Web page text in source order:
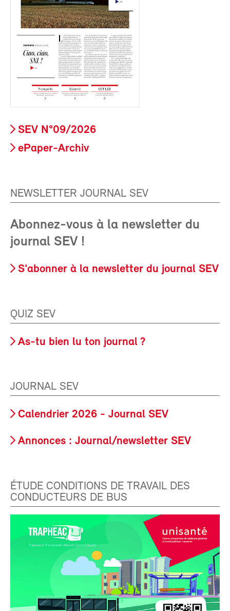
SEV N°09/2026
ePaper-Archiv
NEWSLETTER JOURNAL SEV
Abonnez-vous à la newsletter du
journal SEV !
S'abonner à la newsletter du journal SEV
QUIZ SEV
As-tu bien lu ton journal ?
JOURNAL SEV
Calendrier 2026 - Journal SEV
Annonces : Journal/newsletter SEV
ÉTUDE CONDITIONS DE TRAVAIL DES
CONDUCTEURS DE BUS